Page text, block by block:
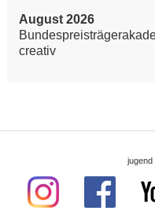
August 2026
creativ